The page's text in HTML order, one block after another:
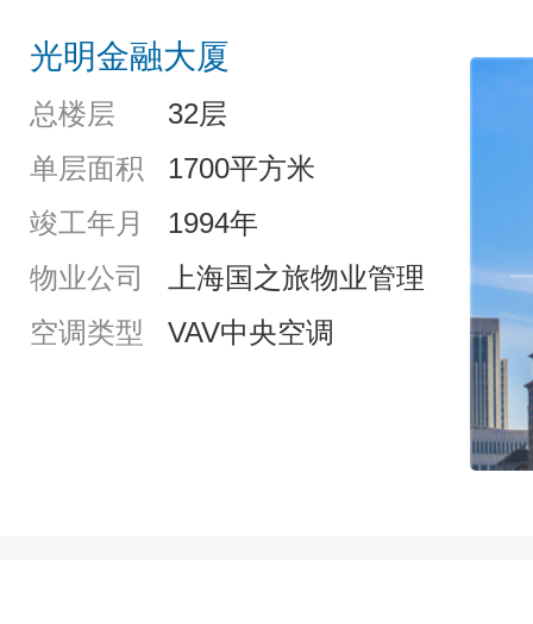
光明金融大厦
总楼层
32层
单层面积
1700平方米
竣工年月
1994年
物业公司
上海国之旅物业管理
空调类型
VAV中央空调